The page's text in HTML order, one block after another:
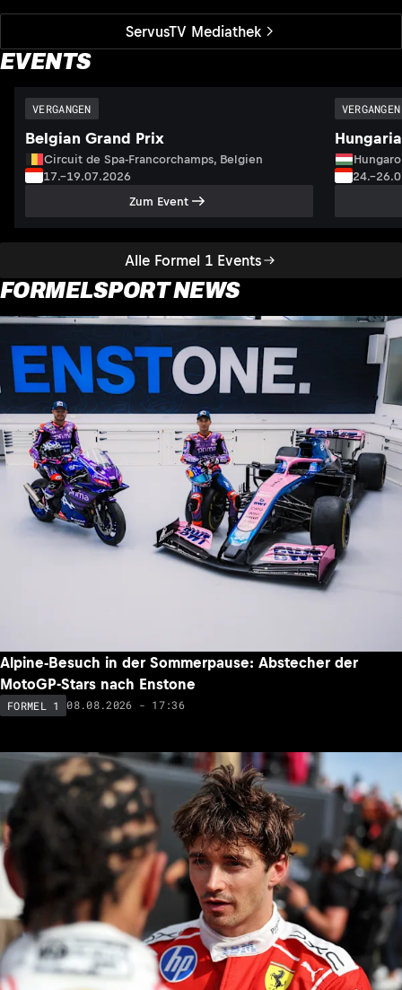
ServusTV Mediathek
EVENTS
Alle Formel 1 Events
VERGANGEN
Belgian Grand Prix
Circuit de Spa-Francorchamps, Belgien
17.–19.07.2026
Zum Event
VERGANGEN
FORMELSPORT NEWS
Alpine-Besuch in der Sommerpause: Abstecher der
MotoGP-Stars nach Enstone
FORMEL 1 08.08.2026 - 17:36